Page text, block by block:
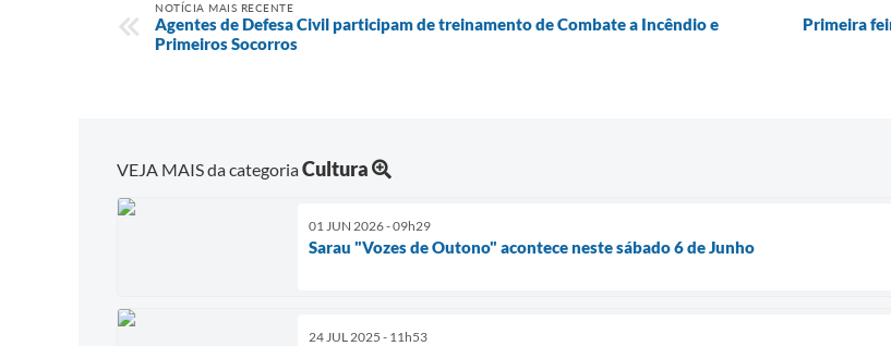
NOTÍCIA MAIS RECENTE
Agentes de Defesa Civil participam de treinamento de Combate a Incêndio e
Primeiros Socorros
Primeira
VEJA MAIS da categoriaCultura
01 JUN 2026 - 09h29
Sarau "Vozes de Outono" acontece neste sábado 6 de Junho
24 JUL 2025 - 11h53